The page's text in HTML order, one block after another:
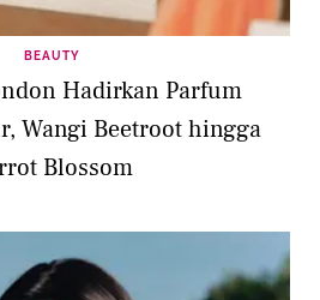
BEAUTY
Hadirkan Parfum
Wangi Beetroot hingga
Blossom